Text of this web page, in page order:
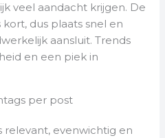
veel aandacht krijgen. De
dus plaats snel en
aansluit. Trends
en een piek in
per post
relevant, evenwichtig en